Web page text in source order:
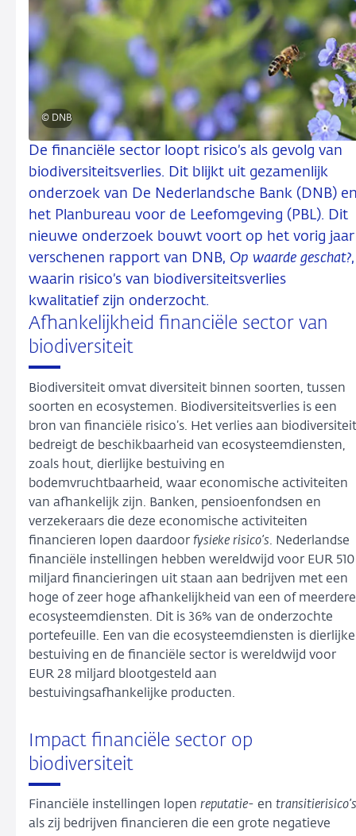
© DNB
De financiële sector loopt risico’s als gevolg van
biodiversiteitsverlies. Dit blijkt uit gezamenlijk
onderzoek van De Nederlandsche Bank (DNB)
het Planbureau voor de Leefomgeving (PBL). Dit
nieuwe onderzoek bouwt voort op het vorig jaar
verschenen rapport van DNB, Op waarde geschat?,
waarin risico’s van biodiversiteitsverlies
kwalitatief zijn onderzocht.
Afhankelijkheid financiële sector van
biodiversiteit
Biodiversiteit omvat diversiteit binnen soorten, tussen
soorten en ecosystemen. Biodiversiteitsverlies is een
bron van financiële risico’s. Het verlies aan biodiversiteit
bedreigt de beschikbaarheid van ecosysteemdiensten,
zoals hout, dierlijke bestuiving en
bodemvruchtbaarheid, waar economische activiteiten
van afhankelijk zijn. Banken, pensioenfondsen en
verzekeraars die deze economische activiteiten
financieren lopen daardoor fysieke risico’s. Nederlandse
financiële instellingen hebben wereldwijd voor EUR 510
miljard financieringen uit staan aan bedrijven met een
hoge of zeer hoge afhankelijkheid van een of meerdere
ecosysteemdiensten. Dit is 36% van de onderzochte
portefeuille. Een van die ecosysteemdiensten is dierlijke
bestuiving en de financiële sector is wereldwijd voor
EUR 28 miljard blootgesteld aan
bestuivingsafhankelijke producten.
Impact financiële sector op
biodiversiteit
Financiële instellingen lopen reputatie- en transitierisico’s
als zij bedrijven financieren die een grote negatieve